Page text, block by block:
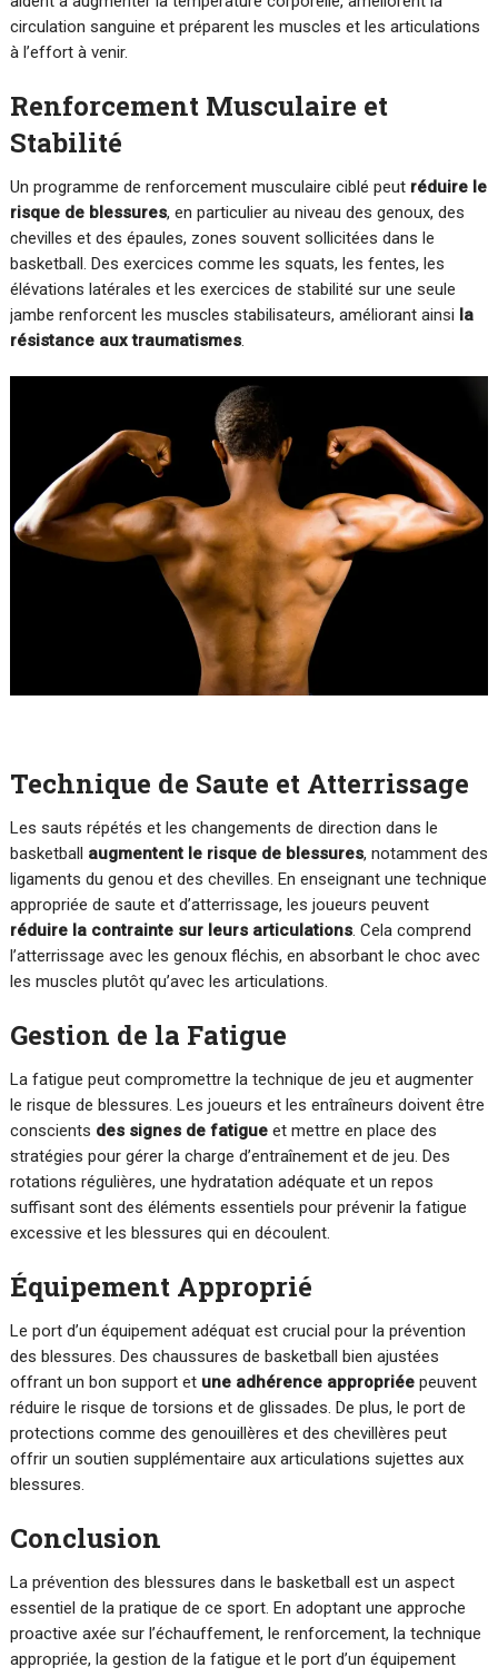
circulation sanguine et préparent les muscles et les articulations
à l’effort à venir.
Renforcement Musculaire et
Stabilité
Un programme de renforcement musculaire ciblé peut réduire le
risque de blessures, en particulier au niveau des genoux, des
chevilles et des épaules, zones souvent sollicitées dans le
basketball. Des exercices comme les squats, les fentes, les
élévations latérales et les exercices de stabilité sur une seule
jambe renforcent les muscles stabilisateurs, améliorant ainsi la
résistance aux traumatismes.
Technique de Saute et Atterrissage
Les sauts répétés et les changements de direction dans le
basketball augmentent le risque de blessures, notamment des
ligaments du genou et des chevilles. En enseignant une technique
appropriée de saute et d’atterrissage, les joueurs peuvent
réduire la contrainte sur leurs articulations. Cela comprend
l’atterrissage avec les genoux fléchis, en absorbant le choc avec
les muscles plutôt qu’avec les articulations.
Gestion de la Fatigue
La fatigue peut compromettre la technique de jeu et augmenter
le risque de blessures. Les joueurs et les entraîneurs doivent être
conscients des signes de fatigueet mettre en place des
stratégies pour gérer la charge d’entraînement et de jeu. Des
rotations régulières, une hydratation adéquate et un repos
suffisant sont des éléments essentiels pour prévenir la fatigue
excessive et les blessures qui en découlent.
Équipement Approprié
Le port d’un équipement adéquat est crucial pour la prévention
des blessures. Des chaussures de basketball bien ajustées
offrant un bon support etune adhérence appropriéepeuvent
réduire le risque de torsions et de glissades. De plus, le port de
protections comme des genouillères et des chevillères peut
offrir un soutien supplémentaire aux articulations sujettes aux
blessures.
Conclusion
La prévention des blessures dans le basketball est un aspect
essentiel de la pratique de ce sport. En adoptant une approche
proactive axée sur l’échauffement, le renforcement, la technique
appropriée, la gestion de la fatigue et le port d’un équipement